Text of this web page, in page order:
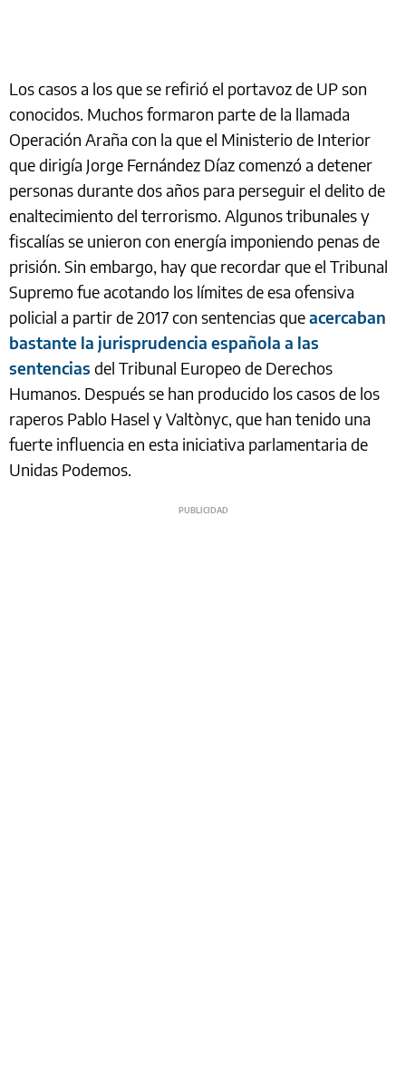
Los casos a los que se refirió el portavoz de UP son
conocidos. Muchos formaron parte de la llamada
Operación Araña con la que el Ministerio de Interior
que dirigía Jorge Fernández Díaz comenzó a detener
personas durante dos años para perseguir el delito de
enaltecimiento del terrorismo. Algunos tribunales y
fiscalías se unieron con energía imponiendo penas de
prisión. Sin embargo, hay que recordar que el Tribunal
Supremo fue acotando los límites de esa ofensiva
policial a partir de 2017 con sentencias queacercaban
bastante la jurisprudencia española a las
sentencias del Tribunal Europeo de Derechos
Humanos. Después se han producido los casos de los
raperos Pablo Hasel y Valtònyc, que han tenido una
fuerte influencia en esta iniciativa parlamentaria de
Unidas Podemos.